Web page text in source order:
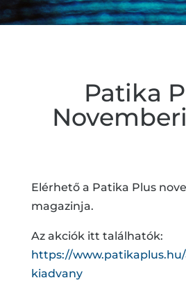
Patika
Elérhető a Patika Plus
magazinja.
Az akciók itt találhatók:
https://
kiadvany